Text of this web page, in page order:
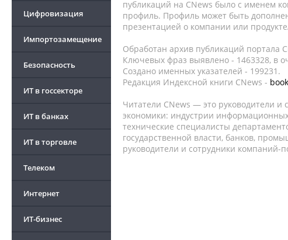
Цифровизация
Импортозамещение
Безопасность
ИТ в госсекторе
ИТ в банках
ИТ в торговле
Телеком
Интернет
ИТ-бизнес
публикаций на CNews было с именем
профиль. Профиль может быть
презентацией о компании или
Обработан архив публикаций портала
Ключевых фраз выявлено - 1463328, в
Создано именных указателей - 199231.
Редакция Индексной книги CNews -
Читатели CNews — это руководители
экономики: индустрии
технические специалисты
государственной власти, банков,
руководители и сотрудники компаний-